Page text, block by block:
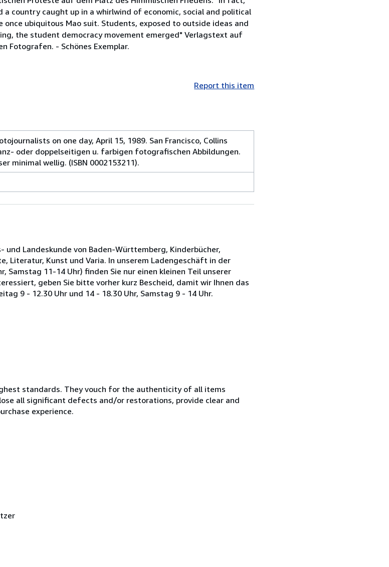
country caught up in a whirlwind of economic, social and political
ubiquitous Mao suit. Students, exposed to outside ideas and
the student democracy movement emerged" Verlagstext auf
Fotografen. - Schönes Exemplar.
Report this item
on one day, April 15, 1989. San Francisco, Collins
oder doppelseitigen u. farbigen fotografischen Abbildungen.
minimal wellig. (ISBN 0002153211).
Landeskunde von Baden-Württemberg, Kinderbücher,
Literatur, Kunst und Varia. In unserem Ladengeschäft in der
11-14 Uhr) finden Sie nur einen kleinen Teil unserer
geben Sie bitte vorher kurz Bescheid, damit wir Ihnen das
9 - 12.30 Uhr und 14 - 18.30 Uhr, Samstag 9 - 14 Uhr.
standards. They vouch for the authenticity of all items
all significant defects and/or restorations, provide clear and
experience.